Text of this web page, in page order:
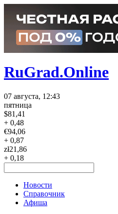
RuGrad.Online
07 августа, 12:43
пятница
$81,41
+ 0,48
€94,06
+ 0,87
zł21,86
+ 0,18
Новости
Справочник
Афиша